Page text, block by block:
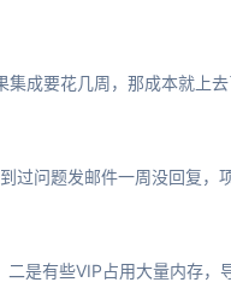
成要花几周，那成本就上
过问题发邮件一周没回复，
是有些VIP占用大量内存，